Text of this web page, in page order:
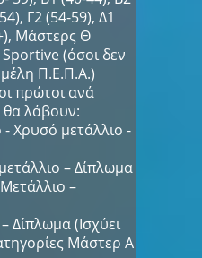
Γ2 (54-59), Δ1
Μάστερς Θ
Sportive (όσοι δεν
μέλη Π.Ε.Π.Α.)
πρώτοι ανά
θα λάβουν:
- Χρυσό μετάλλιο -
– Δίπλωμα
–
Δίπλωμα (Ισχύει
Μάστερ Α